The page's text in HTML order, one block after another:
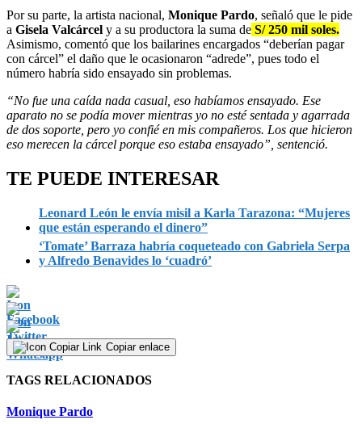
Por su parte, la artista nacional, Monique Pardo, señaló que le pide
a Gisela Valcárcel y a su productora la suma de S/ 250 mil soles.
Asimismo, comentó que los bailarines encargados “deberían pagar
con cárcel” el daño que le ocasionaron “adrede”, pues todo el
número habría sido ensayado sin problemas.
“No fue una caída nada casual, eso habíamos ensayado. Ese
aparato no se podía mover mientras yo no esté sentada y agarrada
de dos soporte, pero yo confié en mis compañeros. Los que hicieron
eso merecen la cárcel porque eso estaba ensayado”, sentenció.
TE PUEDE INTERESAR
Leonard León le envía misil a Karla Tarazona: “Mujeres
que están esperando el dinero”
‘Tomate’ Barraza habría coqueteado con Gabriela Serpa
y Alfredo Benavides lo ‘cuadró’
Copiar enlace
TAGS RELACIONADOS
Monique Pardo